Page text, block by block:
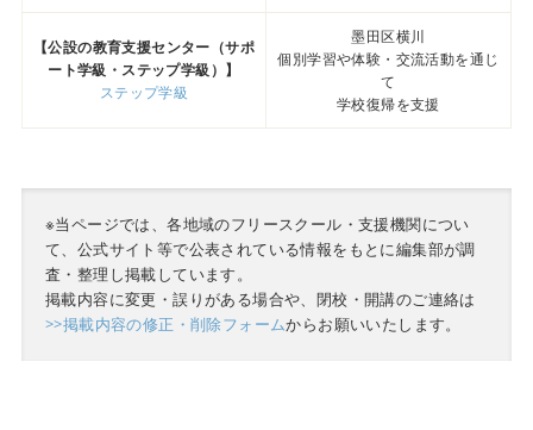
【公設の教育支援センター（サポ
ート学級・ステップ学級）】
ステップ学級
墨田区横川
個別学習や体験・交流活動を通じ
て
学校復帰を支援
※当ページでは、各地域のフリースクール・支援機関につい
て、公式サイト等で公表されている情報をもとに編集部が調
査・整理し掲載しています。
掲載内容に変更・誤りがある場合や、閉校・開講のご連絡は
>>掲載内容の修正・削除フォームからお願いいたします。